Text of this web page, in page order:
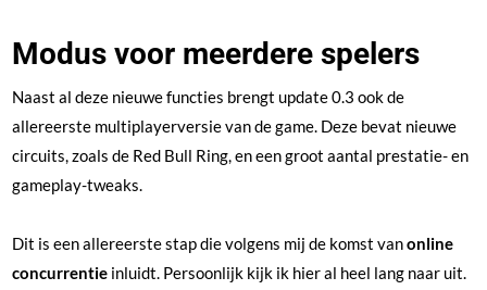
Modus voor meerdere spelers
Naast al deze nieuwe functies brengt update 0.3 ook de
allereerste multiplayerversie van de game. Deze bevat nieuwe
circuits, zoals de Red Bull Ring, en een groot aantal prestatie- en
gameplay-tweaks.
Dit is een allereerste stap die volgens mij de komst vanonline
concurrentie inluidt. Persoonlijk kijk ik hier al heel lang naar uit.